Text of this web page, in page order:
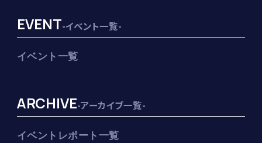
EVENT-イベント一覧-
イベント一覧
ARCHIVE-アーカイブ一覧-
イベントレポート一覧